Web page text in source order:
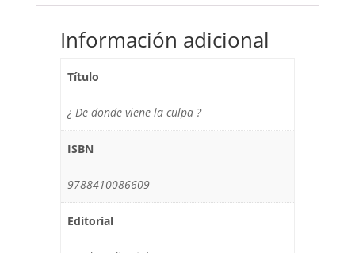
Información adicional
Título
¿ De donde viene la culpa ?
ISBN
9788410086609
Editorial